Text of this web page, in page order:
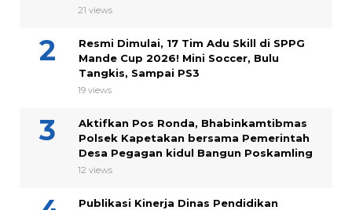
21 views
Resmi Dimulai, 17 Tim Adu Skill di SPPG
Mande Cup 2026! Mini Soccer, Bulu
Tangkis, Sampai PS3
19 views
Aktifkan Pos Ronda, Bhabinkamtibmas
Polsek Kapetakan bersama Pemerintah
Desa Pegagan kidul Bangun Poskamling
12 views
Publikasi Kinerja Dinas Pendidikan